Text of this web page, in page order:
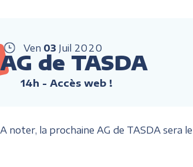
Ven 03 Juil 2020
AG de TASDA
14h - Accès web !
A noter, la prochaine AG de TASDA sera